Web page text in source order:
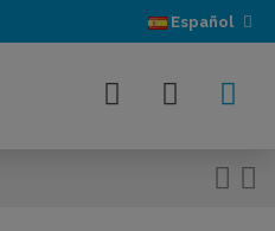
Español